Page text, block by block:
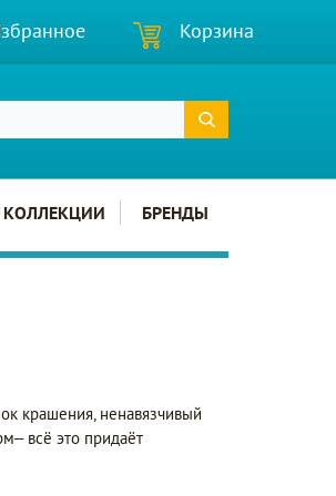
Корзина
КОЛЛЕКЦИИ БРЕНДЫ
крашения, ненавязчивый
всё это придаёт